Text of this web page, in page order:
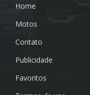
Home
Motos
Contato
Publicidade
Favoritos